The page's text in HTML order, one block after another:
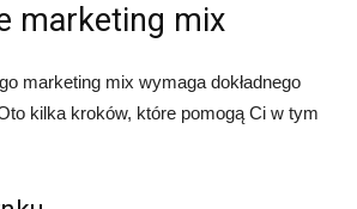
marketing mix
marketing mix wymaga dokładnego
kilka kroków, które pomogą Ci w tym